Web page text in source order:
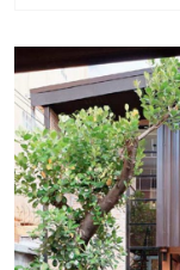
บ้านโดยตรง “บ้า
แต่ละครอบครัว เ
ตั้งใจนำมาอนุรัก
ตระกูลใหญ่ในจังห
ชัดเจนว่าเราอยา
ไป เจ้าของบ้านจึง